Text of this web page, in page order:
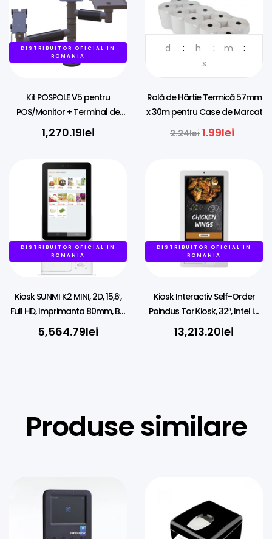
DISTRIBUITOR OFICIAL IN
ROMANIA
Kit POSPOLE V5 pentru
POS/Monitor + Terminal de
Plati Universal + Imprimanta
1,270.19lei
d h
m
s
Rolă de Hârtie Termică 57mm
x 30m pentru Case de Marcat
2.24lei 1.99lei
DISTRIBUITOR OFICIAL IN
ROMANIA
Kiosk SUNMI K2 MINI, 2D, 15,6′,
Full HD, Imprimanta 80mm, BT,
Ethernet, Wi-Fi, NFC, Android
5,564.79lei
DISTRIBUITOR OFICIAL IN
ROMANIA
Kiosk Interactiv Self-Order
Poindus ToriKiosk, 32″, Intel i3,
8GB RAM, SSD, Imprimantă &
Scanner 2D, Perete
13,213.20lei
Produse similare